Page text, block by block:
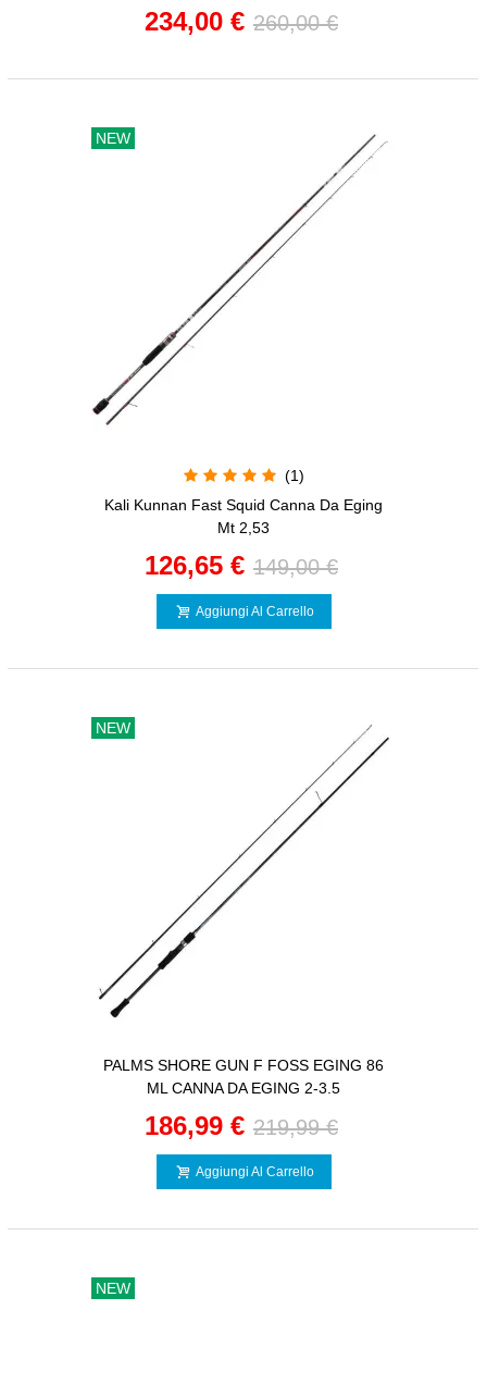
234,00 € 260,00 €
NEW
(1)
Kali Kunnan Fast Squid Canna Da Eging
Mt 2,53
126,65 € 149,00 €
Aggiungi Al Carrello
NEW
PALMS SHORE GUN F FOSS EGING 86
ML CANNA DA EGING 2-3.5
186,99 € 219,99 €
Aggiungi Al Carrello
NEW